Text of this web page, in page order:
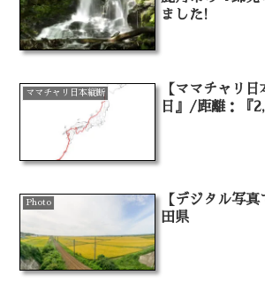
ました!
ママチャリ日本縦断
【ママチャリ
日』/距離：『
Photo
【デジタル写
田県